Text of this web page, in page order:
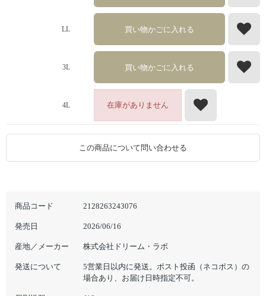
商品コード 2128263243076
発売日 2026/06/16
産地／メーカー 株式会社ドリーム・ラボ
発送について
5営業日以内に発送。ポスト投函（ネコポス）の
場合あり、お届け日時指定不可。
LL 買い物かごに入れる
3L 買い物かごに入れる
4L 在庫がありません
この商品について問い合わせる